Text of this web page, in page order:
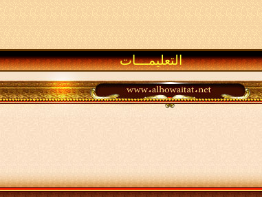
التعليمـــات